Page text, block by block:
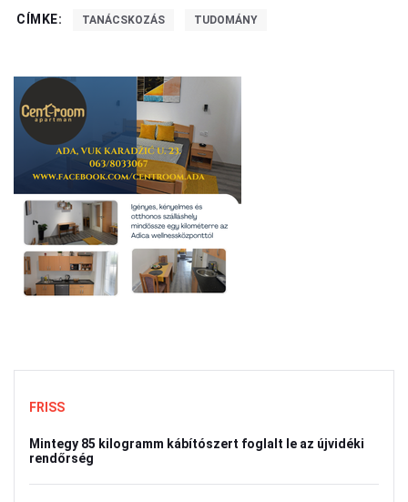
CÍMKE: TANÁCSKOZÁS TUDOMÁNY
FRISS
Mintegy 85 kilogramm kábítószert foglalt le az újvidéki
rendőrség